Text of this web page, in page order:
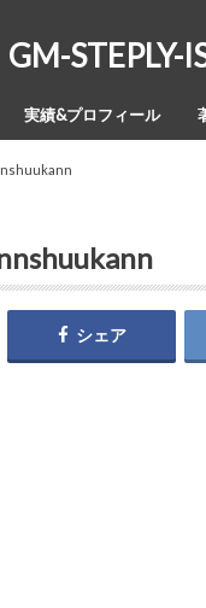
GM-
実績&プロフィール
シェア